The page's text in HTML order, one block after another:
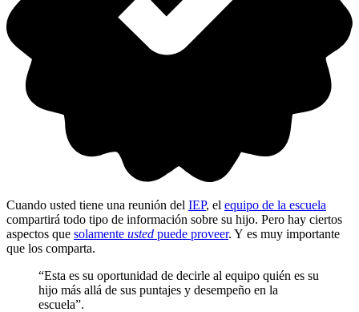
Cuando usted tiene una reunión del IEP, el equipo de la escuela
compartirá todo tipo de información sobre su hijo. Pero hay ciertos
aspectos que solamente usted puede proveer. Y es muy importante
que los comparta.
“Esta es su oportunidad de decirle al equipo quién es su
hijo más allá de sus puntajes y desempeño en la
escuela”.